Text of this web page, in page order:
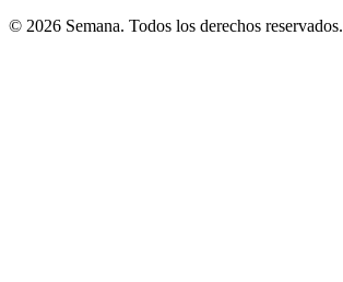
© 2026 Semana. Todos los derechos reservados.